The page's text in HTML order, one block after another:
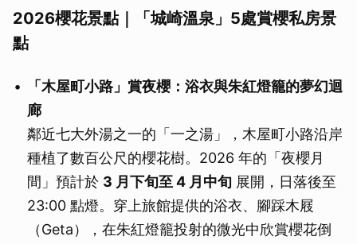
2026櫻花景點｜「城崎溫泉」5處賞櫻私房景
點
「木屋町小路」賞夜櫻：浴衣與朱紅燈籠的夢幻迴
廊
鄰近七大外湯之一的「一之湯」，木屋町小路沿岸
種植了數百公尺的櫻花樹。2026 年的「夜櫻月
間」預計於 3 月下旬至 4 月中旬 展開，日落後至
23:00 點燈。穿上旅館提供的浴衣、腳踩木屐
（Geta），在朱紅燈籠投射的微光中欣賞櫻花倒